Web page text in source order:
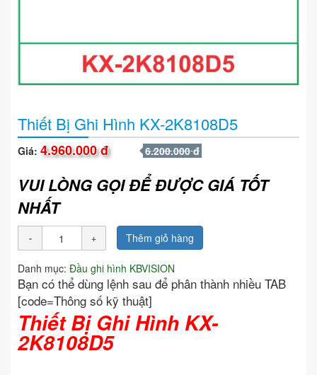
Thiết Bị Ghi Hình KX-2K8108D5
Giá: 4.960.000 đ 6.200.000 đ
VUI LÒNG GỌI ĐỂ ĐƯỢC GIÁ TỐT
NHẤT
Thêm giỏ hàng
Danh mục: Đầu ghi hình KBVISION
Bạn có thể dùng lệnh sau để phân thành nhiều TAB
[code=Thông số kỹ thuật]
Thiết Bị Ghi Hình KX-
2K8108D5